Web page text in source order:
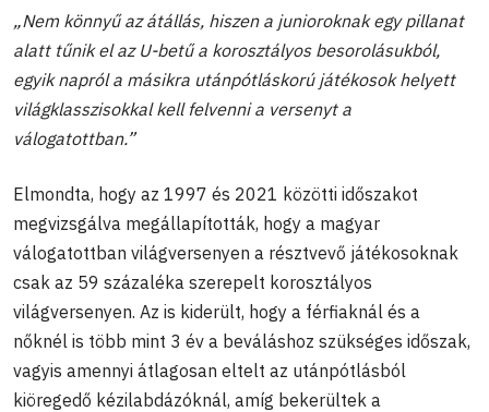
„Nem könnyű az átállás, hiszen a junioroknak egy pillanat
alatt tűnik el az U-betű a korosztályos besorolásukból,
egyik napról a másikra utánpótláskorú játékosok helyett
világklasszisokkal kell felvenni a versenyt a
válogatottban.”
Elmondta, hogy az 1997 és 2021 közötti időszakot
megvizsgálva megállapították, hogy a magyar
válogatottban világversenyen a résztvevő játékosoknak
csak az 59 százaléka szerepelt korosztályos
világversenyen. Az is kiderült, hogy a férfiaknál és a
nőknél is több mint 3 év a beváláshoz szükséges időszak,
vagyis amennyi átlagosan eltelt az utánpótlásból
kiöregedő kézilabdázóknál, amíg bekerültek a